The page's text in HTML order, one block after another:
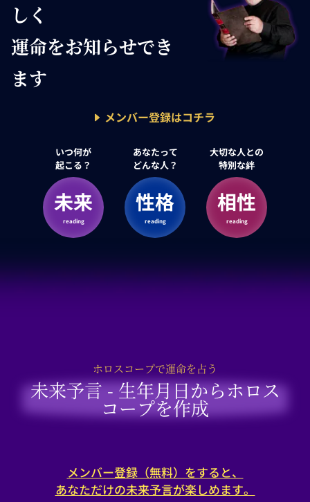
しく
運命をお知らせでき
ます
メンバー登録はコチラ
いつ何が
起こる？
未来
reading
あなたって
どんな人？
性格
reading
大切な人との
特別な絆
相性
reading
ホロスコープで運命を占う
未来予言 - 生年月日からホロス
コープを作成
メンバー登録（無料）をすると、
あなただけの未来予言が楽しめます。